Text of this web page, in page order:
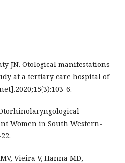
JN. Otological manifestations
at a tertiary care hospital of
6.
Women in South Western-
Vieira V, Hanna MD,